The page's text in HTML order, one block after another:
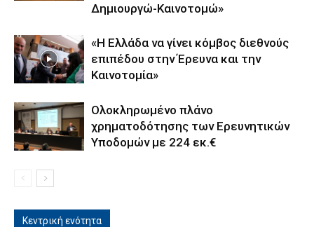
Δημιουργώ-Καινοτομώ»
«Η Ελλάδα να γίνει κόμβος διεθνούς
επιπέδου στην Έρευνα και την
Καινοτομία»
Ολοκληρωμένο πλάνο
χρηματοδότησης των Ερευνητικών
Υποδομών με 224 εκ.€
Κεντρική ενότητα